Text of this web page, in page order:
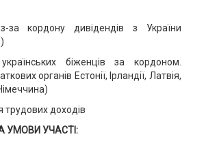
кордону дивідендів з України
біженців за кордоном.
органів Естонії, Ірландії, Латвія,
доходів
УМОВИ УЧАСТІ: